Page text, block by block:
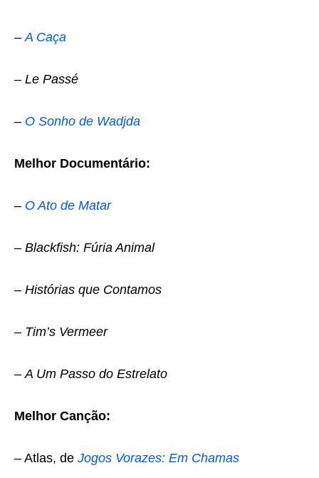
–A Caça
– Le Passé
– O Sonho de Wadjda
Melhor Documentário:
– O Ato de Matar
– Blackfish: Fúria Animal
– Histórias que Contamos
– Tim’s Vermeer
–A Um Passo do Estrelato
Melhor Canção:
– Atlas, de Jogos Vorazes: Em Chamas